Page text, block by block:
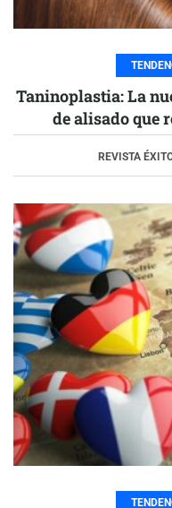
Taninoplastia: La
de alisado que
REVISTA